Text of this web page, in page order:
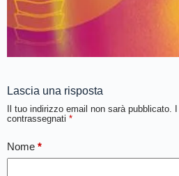
Lascia una risposta
Il tuo indirizzo email non sarà pubblicato.
contrassegnati *
Nome *